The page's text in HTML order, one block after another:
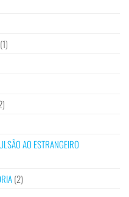
(1)
AO ESTRANGEIRO
(2)